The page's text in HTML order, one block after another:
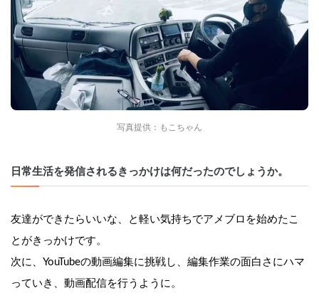
写真提供：もこちゃん
日常生活を発信されるきっかけは何だったのでしょうか。
友達ができたらいいな、と軽い気持ちでアメブロを始めたこ
とがきっかけです。
次に、YouTubeの動画編集に挑戦し、編集作業の面白さにハマ
っていき、動画配信を行うように。